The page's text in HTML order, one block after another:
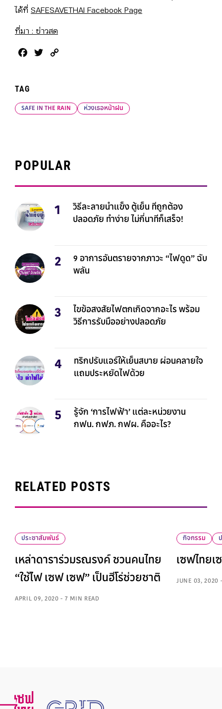
ได้ที่ SAFESAVETHAI Facebook Page
ที่มา : ข่าวสด
Facebook
Twitter
TAG
SAFE IN THE RAIN ห่วงเธอหน้าฝน
POPULAR
วิธีละลายน้ำแข็ง ตู้เย็น ที่ถูกต้อง
ปลอดภัย ทำง่าย ไม่กี่นาทีก็เสร็จ!
9 อาการอันตรายจากภาวะ “ไฟดูด” ฉับ
พลัน
ไขข้อสงสัยไฟตกเกิดจากอะไร พร้อม
วิธีการรับมืออย่างปลอดภัย
ทริกปรับแอร์ให้เย็นสบาย ผ่อนคลายใจ
แถมประหยัดไฟด้วย
รู้จัก ‘การไฟฟ้า’ แต่ละหน่วยงาน
กฟน. กฟภ. กฟผ. คืออะไร?
RELATED POSTS
ประชาสัมพันธ์
เหล่าดาราร่วมรณรงค์ ชวนคนไทย
“ใช้ไฟ เซฟ เซฟ” เป็นฮีโร่ช่วยชาติ
APRIL 09, 2020 - 7 MIN READ
กิจกรรม
เซฟไทยเ
JUNE 03, 2020